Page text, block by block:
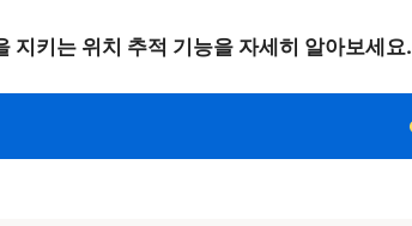
지키는 위치 추적 기능을 자세히 알아보세요.